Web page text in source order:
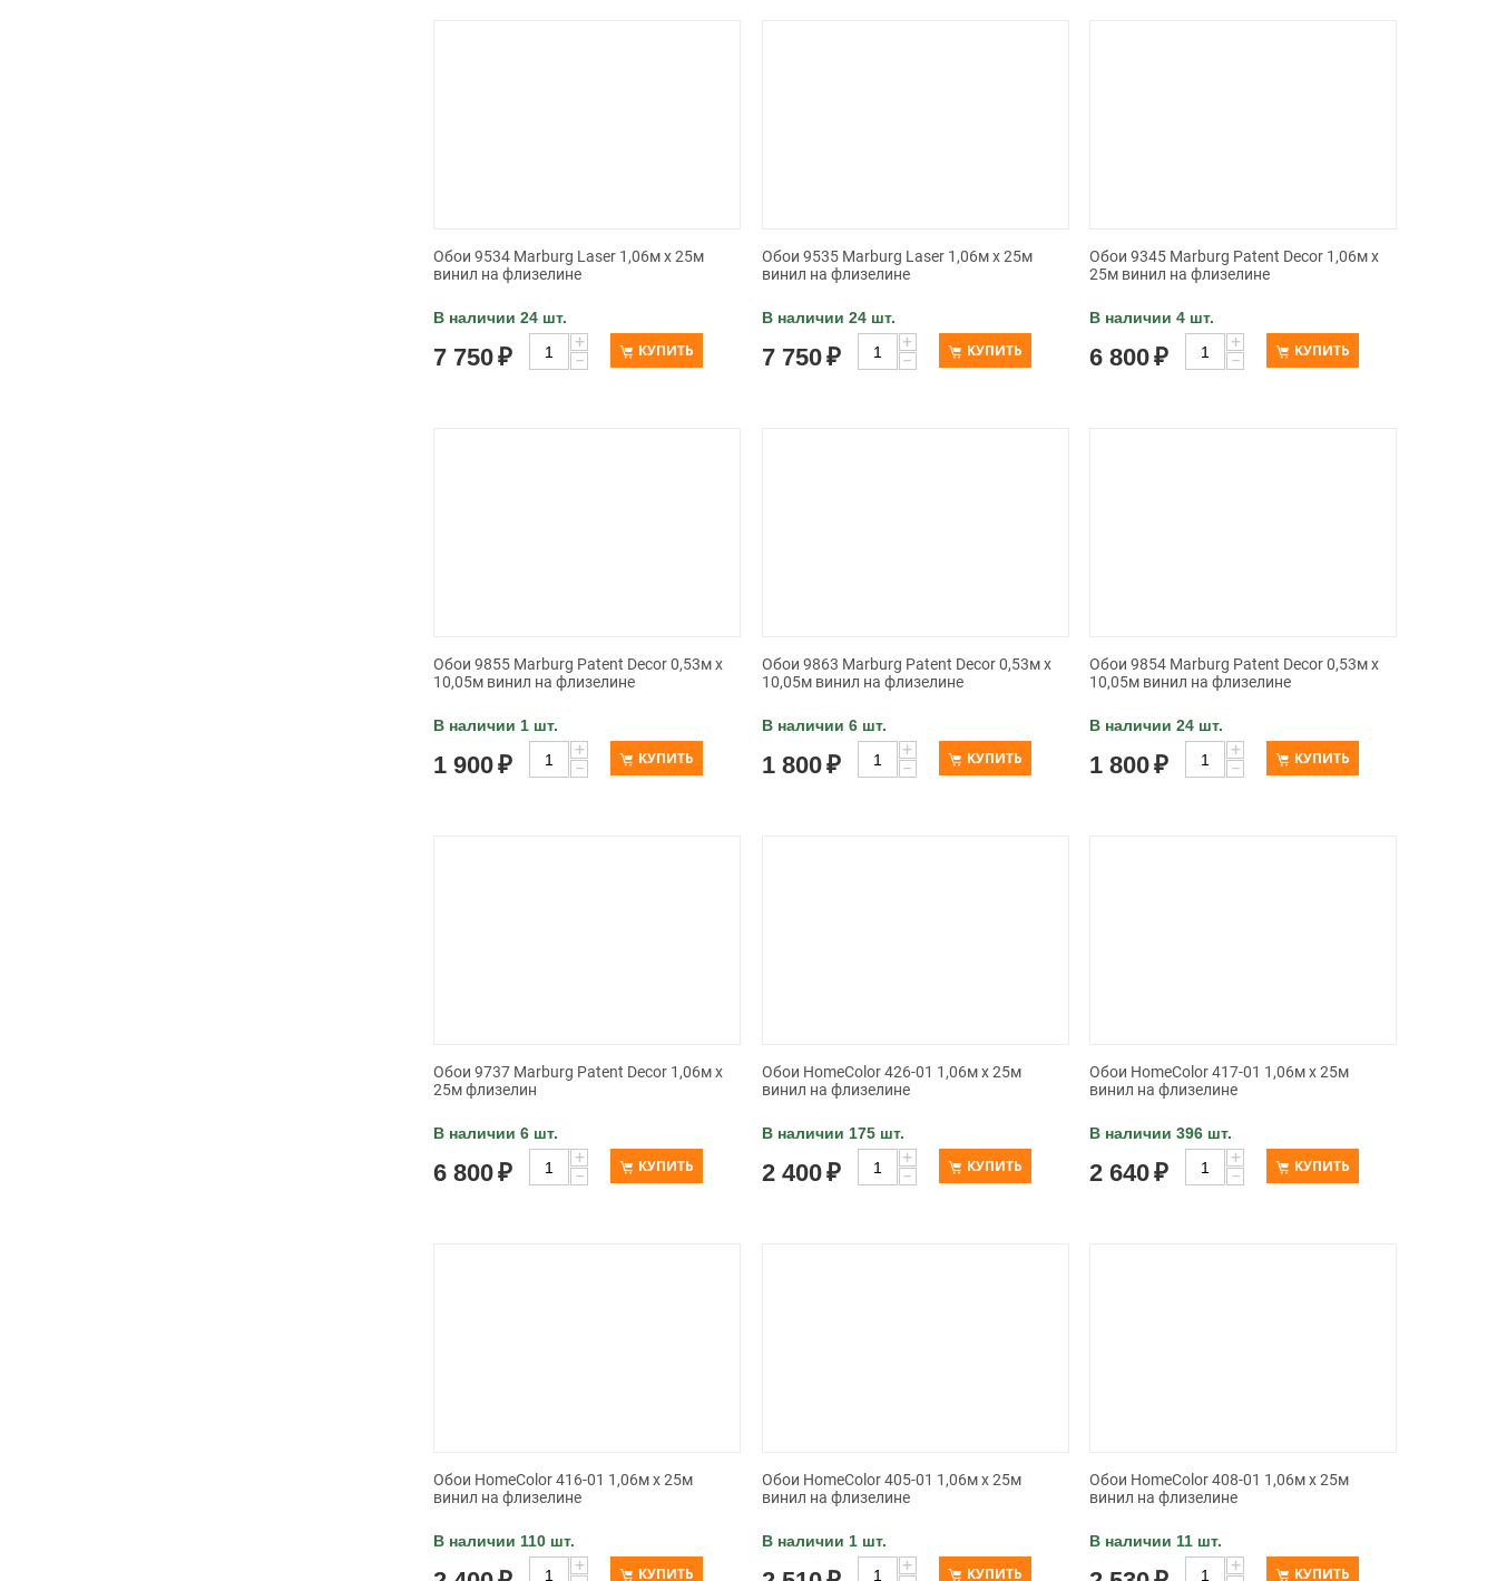
Обои 9534 Marburg Laser 1,06м x 25м
винил на флизелине
В наличии 24 шт.
7 750₽
+
−
КУПИТЬ
Обои 9535 Marburg Laser 1,06м x 25м
винил на флизелине
В наличии 24 шт.
7 750₽
+
−
КУПИТЬ
Обои 9345 Marburg Patent Decor 1,06м x
25м винил на флизелине
В наличии 4 шт.
6 800₽
+
−
КУПИТЬ
Обои 9855 Marburg Patent Decor 0,53м x
10,05м винил на флизелине
В наличии 1 шт.
1 900₽
+
−
КУПИТЬ
Обои 9863 Marburg Patent Decor 0,53м x
10,05м винил на флизелине
В наличии 6 шт.
1 800₽
+
−
КУПИТЬ
Обои 9854 Marburg Patent Decor 0,53м x
10,05м винил на флизелине
В наличии 24 шт.
1 800₽
+
−
КУПИТЬ
Обои 9737 Marburg Patent Decor 1,06м x
25м флизелин
В наличии 6 шт.
6 800₽
+
−
КУПИТЬ
Обои HomeColor 426-01 1,06м x 25м
винил на флизелине
В наличии 175 шт.
2 400₽
+
−
КУПИТЬ
Обои HomeColor 417-01 1,06м x 25м
винил на флизелине
В наличии 396 шт.
2 640₽
+
−
КУПИТЬ
Обои HomeColor 416-01 1,06м x 25м
винил на флизелине
В наличии 110 шт.
+
КУПИТЬ
Обои HomeColor 405-01 1,06м x 25м
винил на флизелине
В наличии 1 шт.
+
КУПИТЬ
Обои HomeColor 408-01 1,06м x 25м
винил на флизелине
В наличии 11 шт.
+
КУПИТЬ